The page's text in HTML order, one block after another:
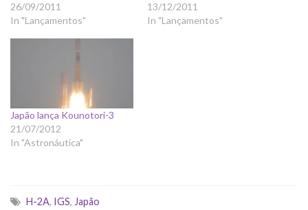
26/09/2011
In "Lançamentos"
13/12/2011
In "Lançamentos"
Japão lança Kounotori-3
21/07/2012
In "Astronáutica"
H-2A, IGS, Japão